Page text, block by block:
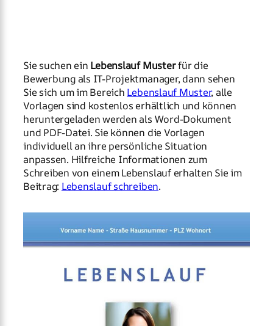
Sie suchen ein Lebenslauf Musterfür die
Bewerbung als IT-Projektmanager, dann sehen
Sie sich um im Bereich Lebenslauf Muster, alle
Vorlagen sind kostenlos erhältlich und können
heruntergeladen werden als Word-Dokument
und PDF-Datei. Sie können die Vorlagen
individuell an ihre persönliche Situation
anpassen. Hilfreiche Informationen zum
Schreiben von einem Lebenslauf erhalten Sie im
Beitrag: Lebenslauf schreiben.